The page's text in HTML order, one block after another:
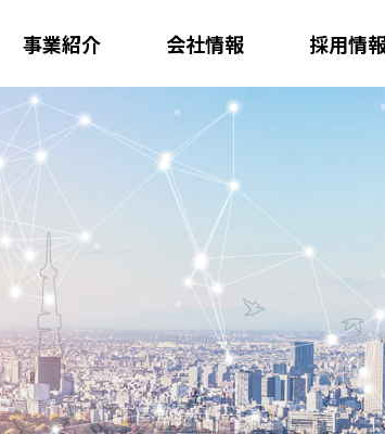
事業紹介 会社情報 採用情
ページ内共通メニューここまで。